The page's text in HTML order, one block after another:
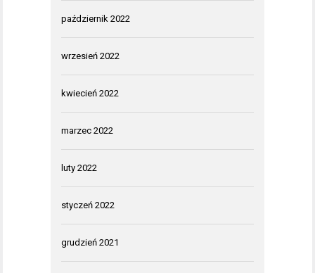
październik 2022
wrzesień 2022
kwiecień 2022
marzec 2022
luty 2022
styczeń 2022
grudzień 2021